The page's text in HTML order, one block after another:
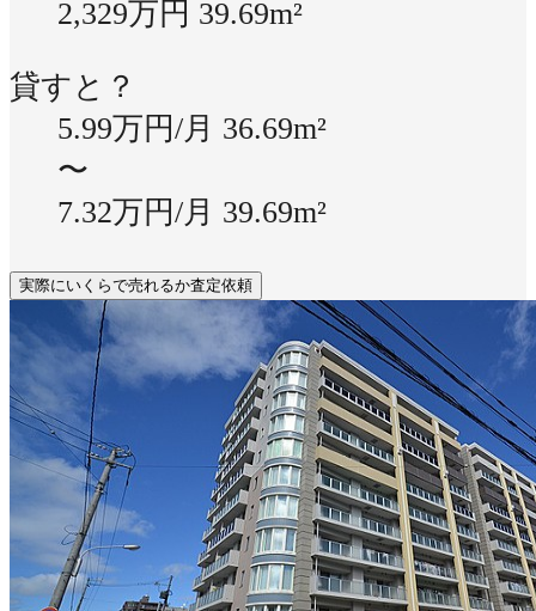
2,329万円 39.69m²
貸すと？
5.99万円/月 36.69m²
〜
7.32万円/月 39.69m²
実際にいくらで売れるか査定依頼